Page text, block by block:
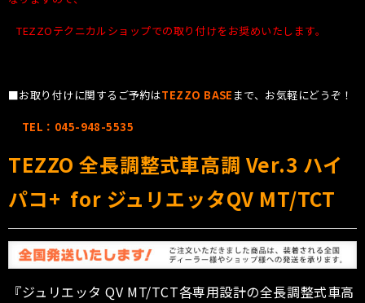
TEZZOテクニカルショップでの取り付けをお奨めいたします。
■お取り付けに関するご予約はTEZZO BASE まで、お気軽にどうぞ！
TEL：045-948-5535
TEZZO 全長調整式車高調 Ver.3 ハイ
パコ+ for ジュリエッタQV MT/TCT
『ジュリエッタ QV MT/TCT各専用設計の全長調整式車高